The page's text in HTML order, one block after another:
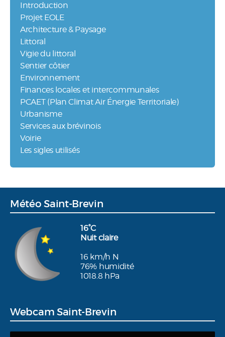
Introduction
Projet EOLE
Architecture & Paysage
Littoral
Vigie du littoral
Sentier côtier
Environnement
Finances locales et intercommunales
PCAET (Plan Climat Air Énergie Territoriale)
Urbanisme
Services aux brévinois
Voirie
Les sigles utilisés
Météo Saint-Brevin
16°C
Nuit claire
16 km/h N
76% humidité
1018.8 hPa
Webcam Saint-Brevin